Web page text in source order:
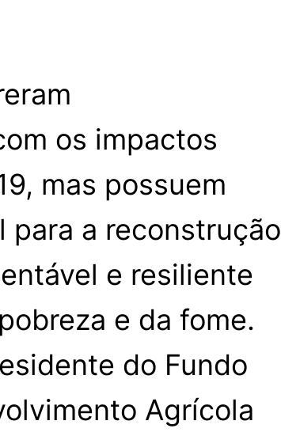
os impactos
mas possuem
a reconstrução
e resiliente
e da fome.
do Fundo
Agrícola